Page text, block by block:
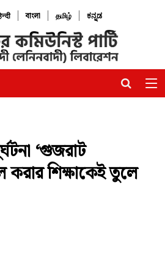
| বাংলা | தமிழ் | ಕನ್ನಡ
‘গুজরাট
করার শিক্ষাকেই তুলে